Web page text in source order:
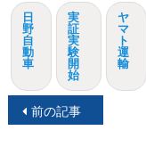
日
野
自
動
車
実
証
実
験
開
始
ヤ
マ
ト
運
輸
投前の記事